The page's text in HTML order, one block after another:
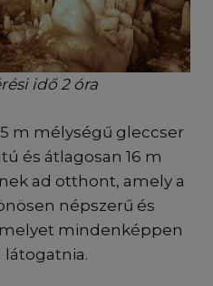
idő 2 óra
m mélységű gleccser
és átlagosan 16 m
ad otthont, amely a
népszerű és
mindenképpen